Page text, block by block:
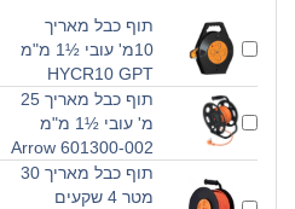
תוף כבל מאריך
10מ' עובי ½1 מ"מ
HYCR10 GPT
תוף כבל מאריך 25
מ' עובי ½1 מ"מ
601300-002 Arrow
תוף כבל מאריך 30
מטר 4 שקעים